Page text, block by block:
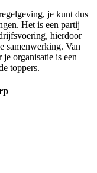
je kunt dus
Het is een partij
hierdoor
samenwerking. Van
organisatie is een
toppers.